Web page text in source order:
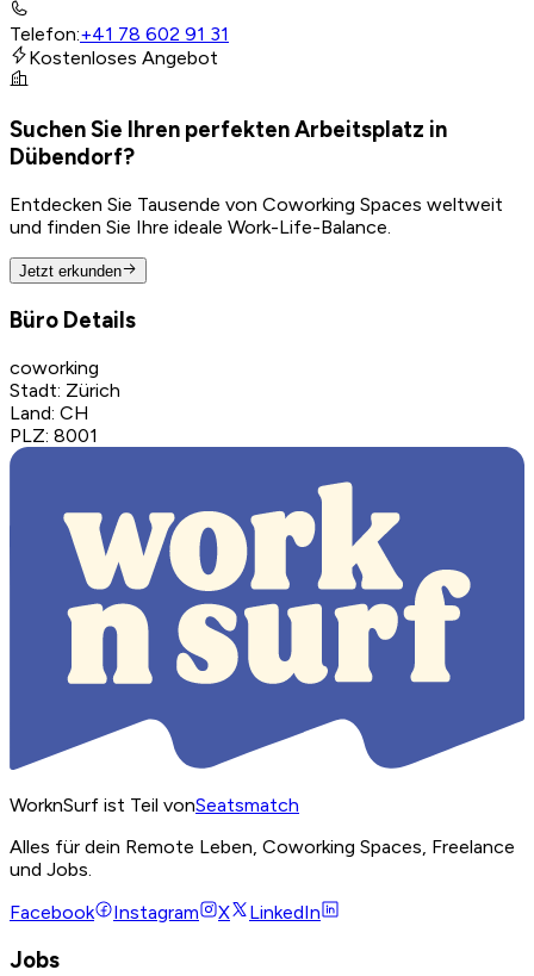
Telefon:+41 78 602 91 31
Kostenloses Angebot
Suchen Sie Ihren perfekten Arbeitsplatz in
Dübendorf?
Entdecken Sie Tausende von Coworking Spaces weltweit
und finden Sie Ihre ideale Work-Life-Balance.
Jetzt erkunden
Büro Details
coworking
Stadt: Zürich
Land: CH
PLZ: 8001
WorknSurf ist Teil vonSeatsmatch
Alles für dein Remote Leben, Coworking Spaces, Freelance
und Jobs.
Facebook
Instagram X LinkedIn
Jobs